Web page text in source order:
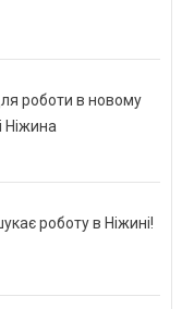
роботи в новому
Ніжина
роботу в Ніжині!